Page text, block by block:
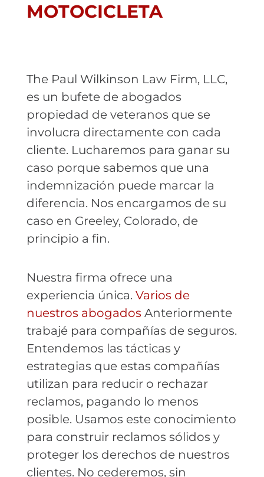
MOTOCICLETA
The Paul Wilkinson Law Firm, LLC,
es un bufete de abogados
propiedad de veteranos que se
involucra directamente con cada
cliente. Lucharemos para ganar su
caso porque sabemos que una
indemnización puede marcar la
diferencia. Nos encargamos de su
caso en Greeley, Colorado, de
principio a fin.
Nuestra firma ofrece una
experiencia única. Varios de
nuestros abogados Anteriormente
trabajé para compañías de seguros.
Entendemos las tácticas y
estrategias que estas compañías
utilizan para reducir o rechazar
reclamos, pagando lo menos
posible. Usamos este conocimiento
para construir reclamos sólidos y
proteger los derechos de nuestros
clientes. No cederemos, sin